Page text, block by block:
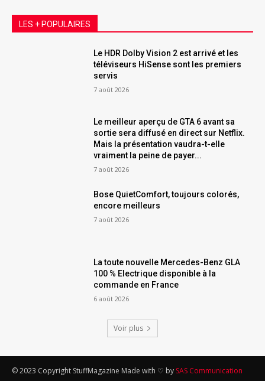
LES + POPULAIRES
Le HDR Dolby Vision 2 est arrivé et les
téléviseurs HiSense sont les premiers
servis
7 août 2026
Le meilleur aperçu de GTA 6 avant sa
sortie sera diffusé en direct sur Netflix.
Mais la présentation vaudra-t-elle
vraiment la peine de payer...
7 août 2026
Bose QuietComfort, toujours colorés,
encore meilleurs
7 août 2026
La toute nouvelle Mercedes-Benz GLA
100 % Electrique disponible à la
commande en France
6 août 2026
Voir plus
© 2023 Copyright StuffMagazine Made with ♡ by SAS Communication